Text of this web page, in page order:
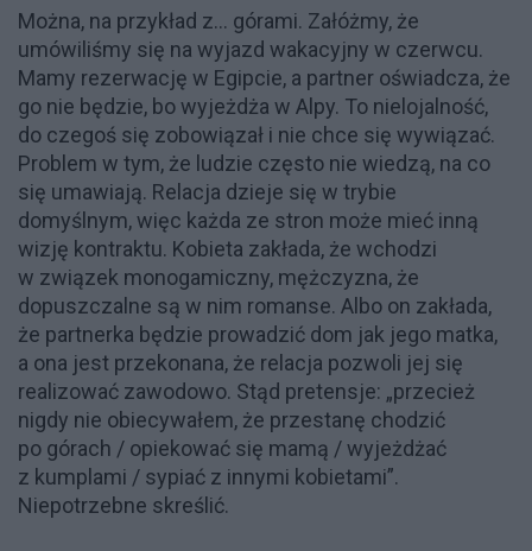
Można, na przykład z… górami. Załóżmy, że
umówiliśmy się na wyjazd wakacyjny w czerwcu.
Mamy rezerwację w Egipcie, a partner oświadcza, że
go nie będzie, bo wyjeżdża w Alpy. To nielojalność,
do czegoś się zobowiązał i nie chce się wywiązać.
Problem w tym, że ludzie często nie wiedzą, na co
się umawiają. Relacja dzieje się w trybie
domyślnym, więc każda ze stron może mieć inną
wizję kontraktu. Kobieta zakłada, że wchodzi
w związek monogamiczny, mężczyzna, że
dopuszczalne są w nim romanse. Albo on zakłada,
że partnerka będzie prowadzić dom jak jego matka,
a ona jest przekonana, że relacja pozwoli jej się
realizować zawodowo. Stąd pretensje: „przecież
nigdy nie obiecywałem, że przestanę chodzić
po górach / opiekować się mamą / wyjeżdżać
z kumplami / sypiać z innymi kobietami”.
Niepotrzebne skreślić.